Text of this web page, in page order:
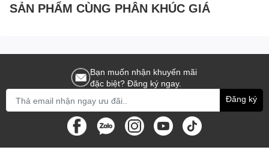
SẢN PHẨM CÙNG PHÂN KHÚC GIÁ
Bạn muốn nhận khuyến mãi
đặc biệt? Đăng ký ngay.
Đăng ký